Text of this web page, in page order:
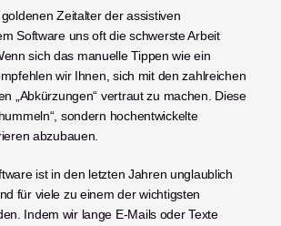
Zeitalter der assistiven
Software uns oft die schwerste Arbeit
sich das manuelle Tippen wie ein
wir Ihnen, sich mit den zahlreichen
„Abkürzungen“ vertraut zu machen. Diese
sondern hochentwickelte
abzubauen.
ist in den letzten Jahren unglaublich
für viele zu einem der wichtigsten
Indem wir lange E-Mails oder Texte